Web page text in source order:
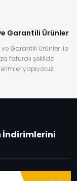
Garantili Ürünler
ve Garantili ürünler ile
faturalı şekilde
yapıyoruz.
İndirimlerini